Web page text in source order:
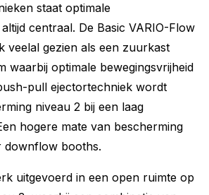
staat optimale
centraal. De Basic VARIO-Flow
veelal gezien als een zuurkast
waarbij optimale bewegingsvrijheid
pull ejectortechniek wordt
niveau 2 bij een laag
hogere mate van bescherming
downflow booths.
uitgevoerd in een open ruimte op